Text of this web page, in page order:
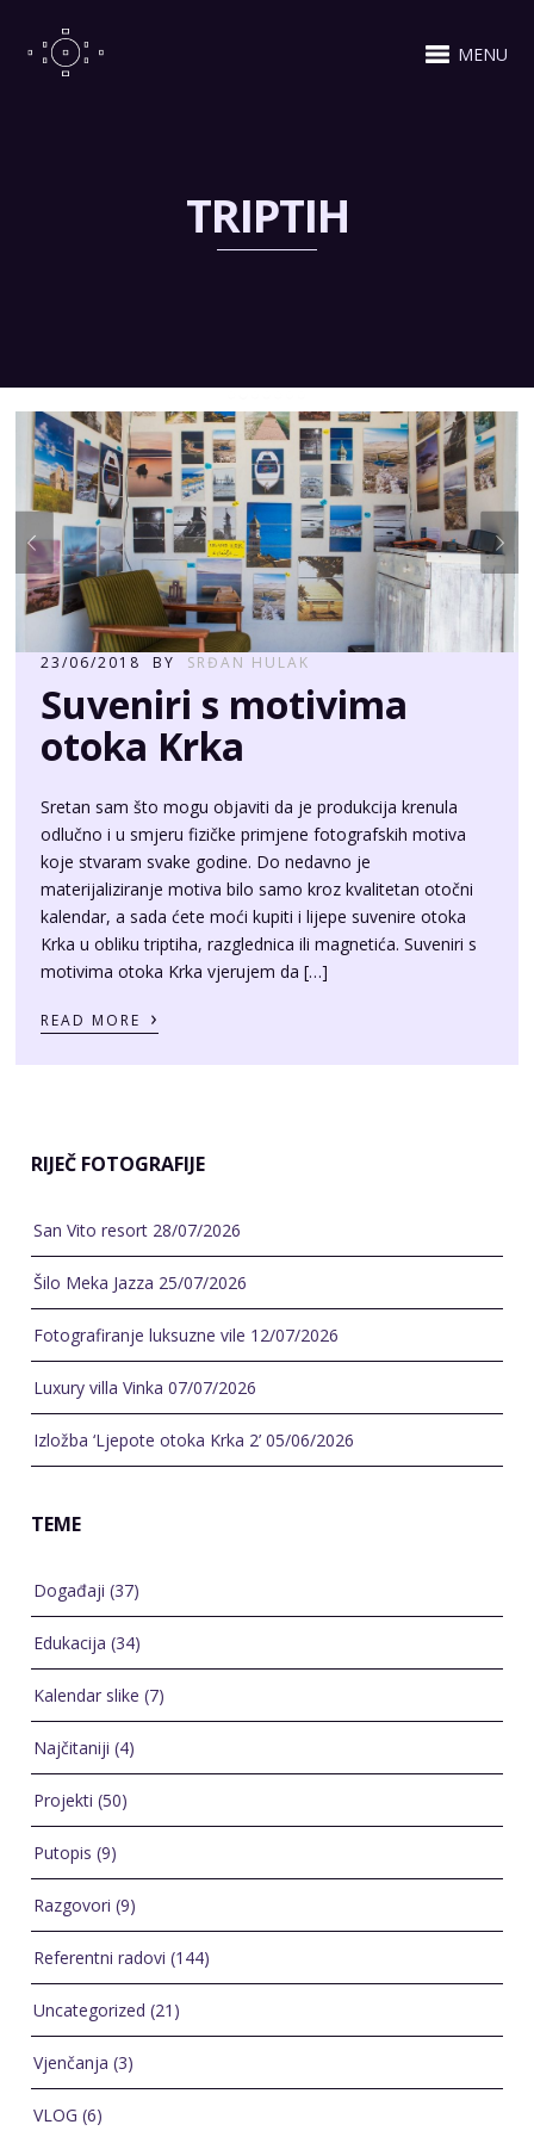
MENU
TRIPTIH
23/06/2018 BY SRĐAN HULAK
Suveniri s motivima
otoka Krka
Sretan sam što mogu objaviti da je produkcija krenula
odlučno i u smjeru fizičke primjene fotografskih motiva
koje stvaram svake godine. Do nedavno je
materijaliziranje motiva bilo samo kroz kvalitetan otočni
kalendar, a sada ćete moći kupiti i lijepe suvenire otoka
Krka u obliku triptiha, razglednica ili magnetića. Suveniri s
motivima otoka Krka vjerujem da […]
READ MORE ›
RIJEČ FOTOGRAFIJE
San Vito resort 28/07/2026
Šilo Meka Jazza 25/07/2026
Fotografiranje luksuzne vile 12/07/2026
Luxury villa Vinka 07/07/2026
Izložba ‘Ljepote otoka Krka 2’ 05/06/2026
TEME
Događaji (37)
Edukacija (34)
Kalendar slike (7)
Najčitaniji (4)
Projekti (50)
Putopis (9)
Razgovori (9)
Referentni radovi (144)
Uncategorized (21)
Vjenčanja (3)
VLOG (6)